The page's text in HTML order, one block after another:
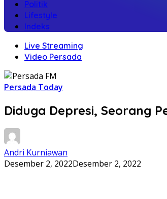
Politik
Lifestyle
Indeks
Live Streaming
Video Persada
Persada Today
Diduga Depresi, Seorang
Andri Kurniawan
Desember 2, 2022Desember 2, 2022